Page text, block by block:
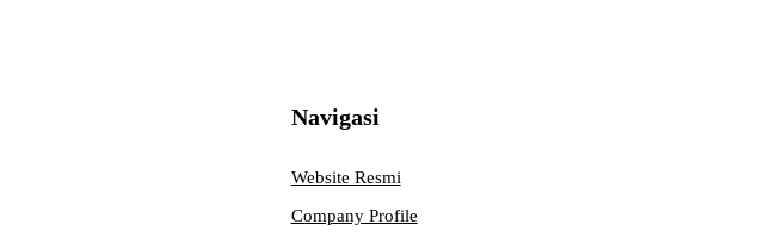
Navigasi
Website Resmi
Company Profile